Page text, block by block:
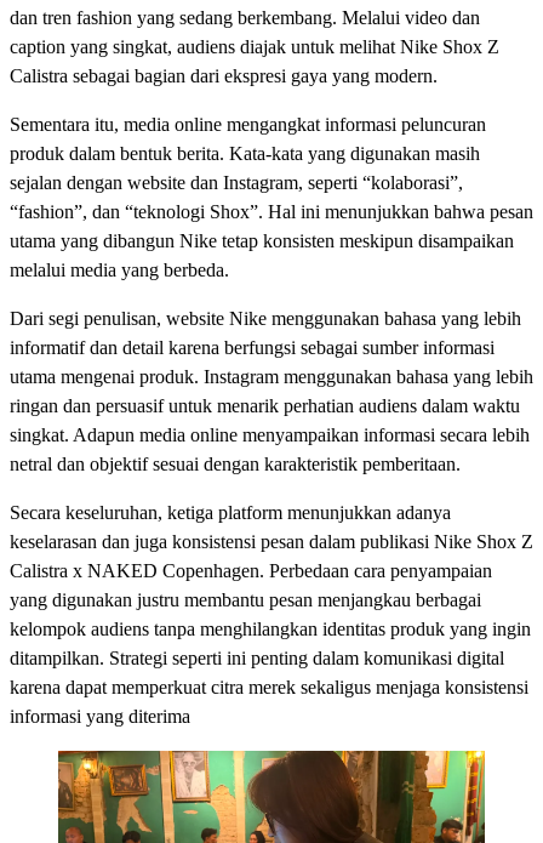
dan tren fashion yang sedang berkembang. Melalui video dan
caption yang singkat, audiens diajak untuk melihat Nike Shox Z
Calistra sebagai bagian dari ekspresi gaya yang modern.
Sementara itu, media online mengangkat informasi peluncuran
produk dalam bentuk berita. Kata-kata yang digunakan masih
sejalan dengan website dan Instagram, seperti “kolaborasi”,
“fashion”, dan “teknologi Shox”. Hal ini menunjukkan bahwa pesan
utama yang dibangun Nike tetap konsisten meskipun disampaikan
melalui media yang berbeda.
Dari segi penulisan, website Nike menggunakan bahasa yang lebih
informatif dan detail karena berfungsi sebagai sumber informasi
utama mengenai produk. Instagram menggunakan bahasa yang lebih
ringan dan persuasif untuk menarik perhatian audiens dalam waktu
singkat. Adapun media online menyampaikan informasi secara lebih
netral dan objektif sesuai dengan karakteristik pemberitaan.
Secara keseluruhan, ketiga platform menunjukkan adanya
keselarasan dan juga konsistensi pesan dalam publikasi Nike Shox Z
Calistra x NAKED Copenhagen. Perbedaan cara penyampaian
yang digunakan justru membantu pesan menjangkau berbagai
kelompok audiens tanpa menghilangkan identitas produk yang ingin
ditampilkan. Strategi seperti ini penting dalam komunikasi digital
karena dapat memperkuat citra merek sekaligus menjaga konsistensi
informasi yang diterima